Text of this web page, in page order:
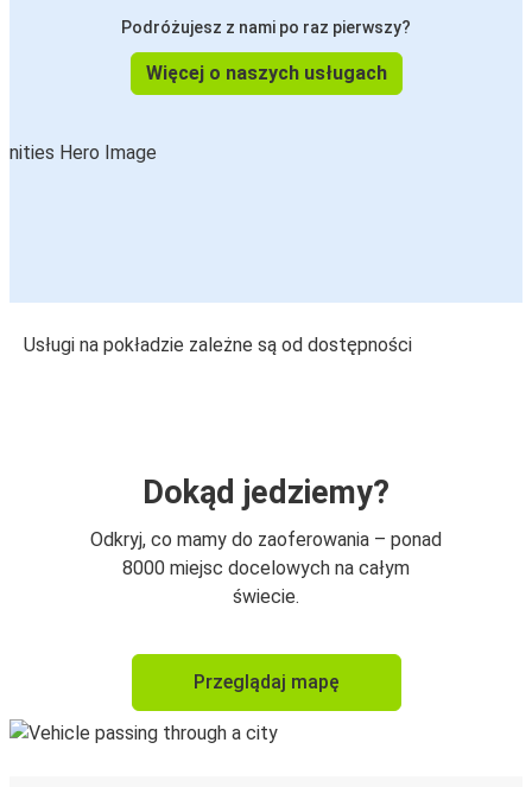
Podróżujesz z nami po raz pierwszy?
Więcej o naszych usługach
Usługi na pokładzie zależne są od dostępności
Dokąd jedziemy?
Odkryj, co mamy do zaoferowania – ponad
8000 miejsc docelowych na całym
świecie.
Przeglądaj mapę